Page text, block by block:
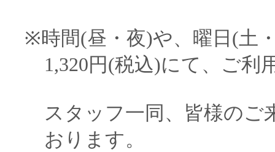
※時間(昼・夜)や、曜日(土
1,320円(税込)にて、ご利
スタッフ一同、皆様のご
おります。